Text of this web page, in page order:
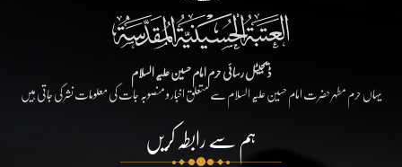
ڈیجیٹل رسائی حرم امام حسین علیہ السلام
یہاں حرم مطہر حضرت امام حسین علیہ السلام سے متعلق اخبار و منصوبہ جات کی معلومات نشر کی جاتی ہیں
ہم سے رابطہ کریں